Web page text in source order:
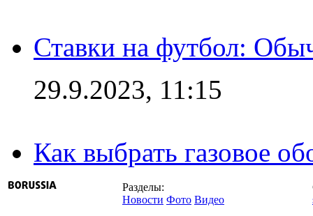
Ставки на футбол:
29.9.2023, 11:15
Как выбрать газовое
Разделы:
Новости Фото Видео